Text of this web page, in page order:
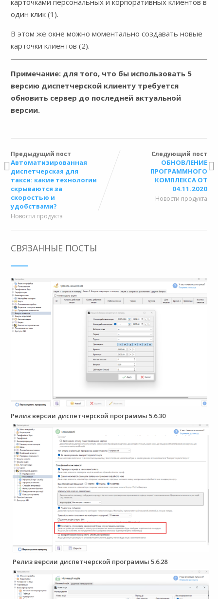
карточками персональных и корпоративных клиентов в
один клик (1).
В этом же окне можно моментально создавать новые
карточки клиентов (2).
Примечание: для того, что бы использовать 5
версию диспетчерской клиенту требуется
обновить сервер до последней актуальной
версии.
Предыдущий пост
Автоматизированная
диспетчерская для
такси: какие технологии
скрываются за
скоростью и
удобствами?
Новости продукта
Следующий пост
ОБНОВЛЕНИЕ
ПРОГРАММНОГО
КОМПЛЕКСА ОТ
04.11.2020
Новости продукта
СВЯЗАННЫЕ ПОСТЫ
Релиз версии диспетчерской программы 5.6.30
Релиз версии диспетчерской программы 5.6.28